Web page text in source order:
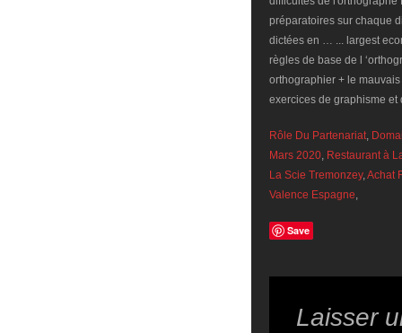
Rôle Du Partenariat,
Mars 2020, Restaurant à
La Scie Tremonzey,Achat
Valence Espagne,
Save
Laisser